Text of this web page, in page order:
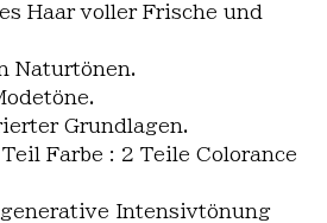
Haar voller Frische und
Naturtönen.
Grundlagen.
Farbe : 2 Teile Colorance
Intensivtönung